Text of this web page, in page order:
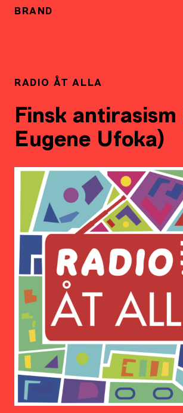
BRAND
RADIO ÅT ALLA
Finsk antirasism
Eugene Ufoka)